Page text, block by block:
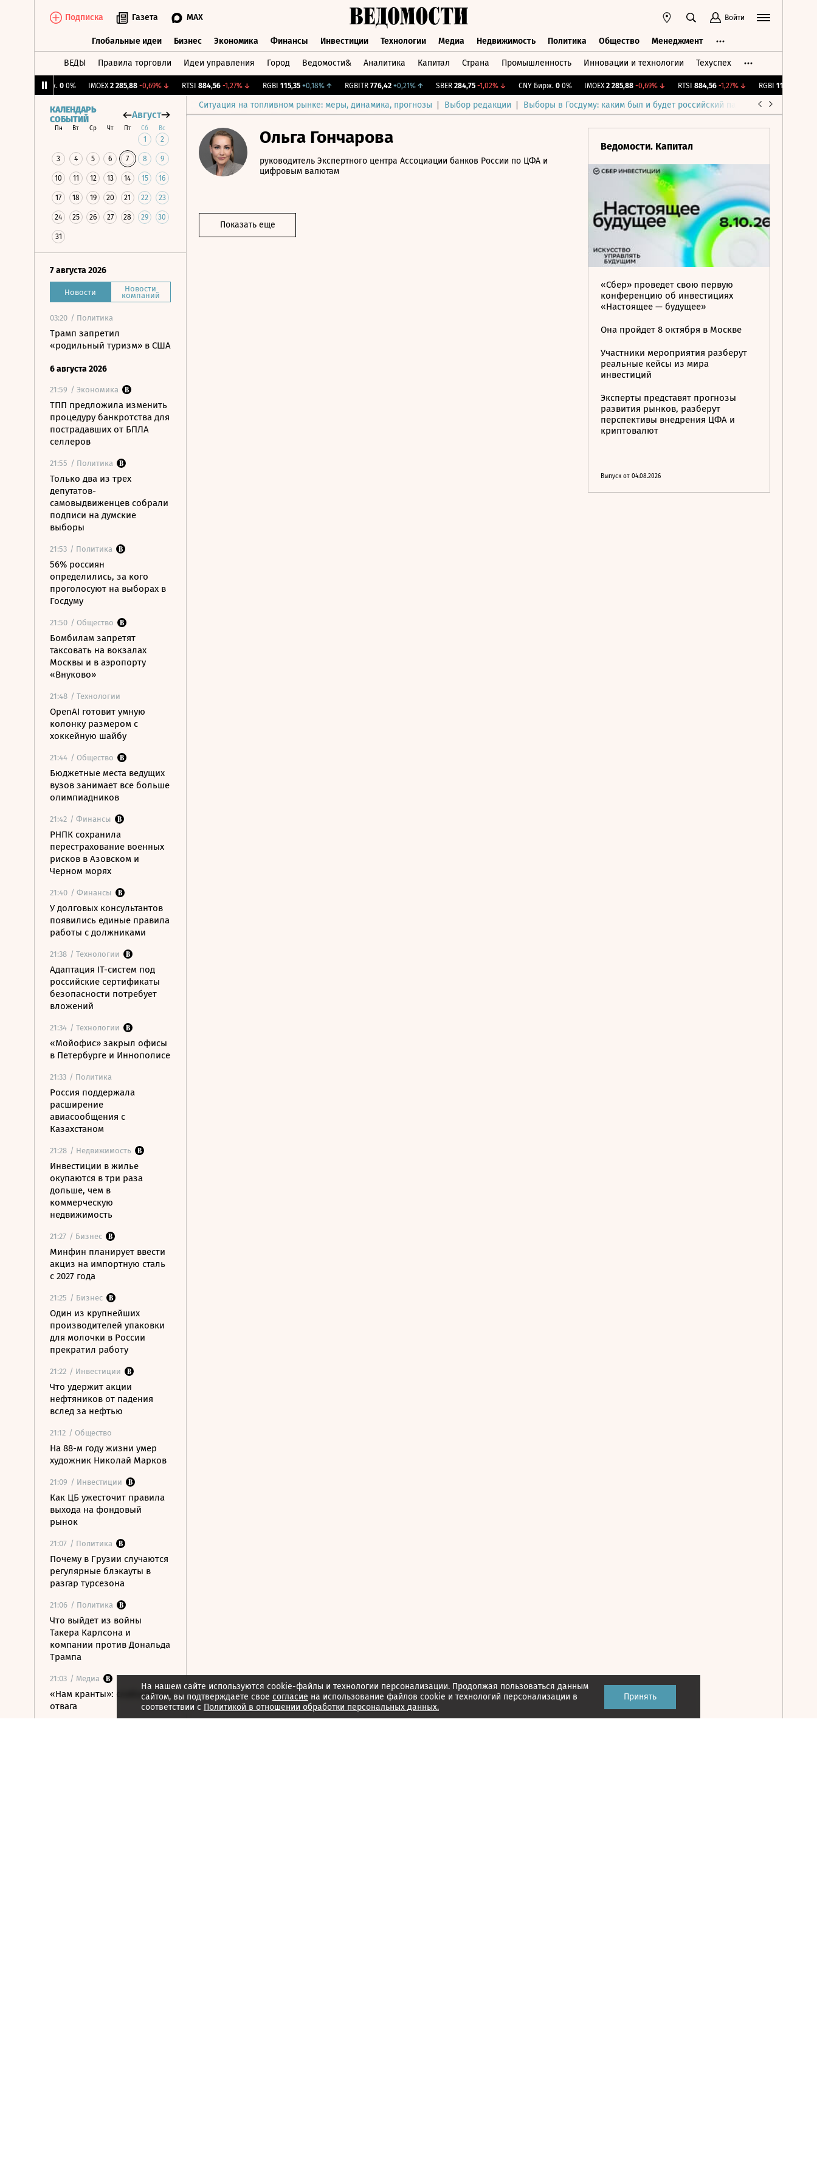
Подписка Газета MAX Войти
Глобальные идеи Бизнес Экономика Финансы Инвестиции Технологии Медиа Недвижимость Политика Общество Менеджмент
ВЕДЫ Правила торговли Идеи управления Город Ведомости& Аналитика Капитал Страна Промышленность Инновации и технологии Техуспех
0% IMOEX 2 285,88 -0,69%↓ RTSI 884,56 -1,27%↓ RGBI 115,35 +0,18% ↑ RGBITR 776,42 +0,21%↑ SBER 284,75 -1,02%↓ CNY Бирж. 0 0% IMOEX 2 285,88 -0,69%↓ RTSI 884,56 -1,27%↓ RGBI 115,35
Ситуация на топливном рынке: меры, динамика, прогнозы Выбор редакции Выборы в Госдуму: каким был и будет российский парламент
КАЛЕНДАРЬ
СОБЫТИЙ
Август
Пн Вт Ср Чт Пт Сб Вс
1 2
3 4 5 6 7 8 9
10 11 12 13 14 15 16
17 18 19 20 21 22 23
24 25 26 27 28 29 30
31
7 августа 2026
Новости Новости
компаний
03:20 / Политика
Трамп запретил
«родильный туризм» в США
6 августа 2026
21:59 / Экономика
ТПП предложила изменить
процедуру банкротства для
пострадавших от БПЛА
селлеров
21:55 / Политика
Только два из трех
депутатов-
самовыдвиженцев собрали
подписи на думские
выборы
21:53 / Политика
56% россиян
определились, за кого
проголосуют на выборах в
Госдуму
21:50 / Общество
Бомбилам запретят
таксовать на вокзалах
Москвы и в аэропорту
«Внуково»
21:48 / Технологии
OpenAI готовит умную
колонку размером с
хоккейную шайбу
21:44 / Общество
Бюджетные места ведущих
вузов занимает все больше
олимпиадников
21:42 / Финансы
РНПК сохранила
перестрахование военных
рисков в Азовском и
Черном морях
21:40 / Финансы
У долговых консультантов
появились единые правила
работы с должниками
21:38 / Технологии
Адаптация IT-систем под
российские сертификаты
безопасности потребует
вложений
21:34 / Технологии
«Мойофис» закрыл офисы
в Петербурге и Иннополисе
21:33 / Политика
Россия поддержала
расширение
авиасообщения с
Казахстаном
21:28 / Недвижимость
Инвестиции в жилье
окупаются в три раза
дольше, чем в
коммерческую
недвижимость
21:27 / Бизнес
Минфин планирует ввести
акциз на импортную сталь
с 2027 года
21:25 / Бизнес
Один из крупнейших
производителей упаковки
для молочки в России
прекратил работу
21:22 / Инвестиции
Что удержит акции
нефтяников от падения
вслед за нефтью
21:12 / Общество
На 88-м году жизни умер
художник Николай Марков
21:09 / Инвестиции
Как ЦБ ужесточит правила
выхода на фондовый
рынок
21:07 / Политика
Почему в Грузии случаются
регулярные блэкауты в
разгар турсезона
21:06 / Политика
Что выйдет из войны
Такера Карлсона и
компании против Дональда
Трампа
21:03 / Медиа
«Нам кранты»: слабоумие и
отвага
Ольга Гончарова
руководитель Экспертного центра Ассоциации банков России по ЦФА и
цифровым валютам
Показать еще
Ведомости. Капитал
«Сбер» проведет свою первую
конференцию об инвестициях
«Настоящее — будущее»
Она пройдет 8 октября в Москве
Участники мероприятия разберут
реальные кейсы из мира
инвестиций
Эксперты представят прогнозы
развития рынков, разберут
перспективы внедрения ЦФА и
криптовалют
Выпуск от 04.08.2026
На нашем сайте используются cookie-файлы и технологии персонализации. Продолжая пользоваться данным
сайтом, вы подтверждаете свое согласие на использование файлов cookie и технологий персонализации в
соответствии с Политикой в отношении обработки персональных данных.
Принять